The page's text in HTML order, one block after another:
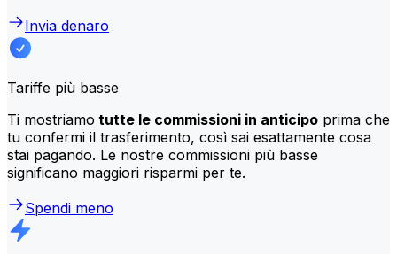
Invia denaro
Tariffe più basse
Ti mostriamo tutte le commissioni in anticipo prima che
tu confermi il trasferimento, così sai esattamente cosa
stai pagando. Le nostre commissioni più basse
significano maggiori risparmi per te.
Spendi meno